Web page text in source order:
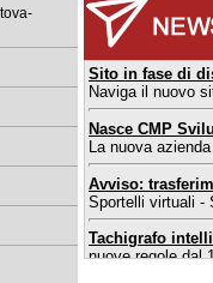
Sito in fase di
Naviga il nuovo
Nasce CMP
La nuova
Avviso:
Sportelli virtuali -
Tachigrafo
nuove regole dal